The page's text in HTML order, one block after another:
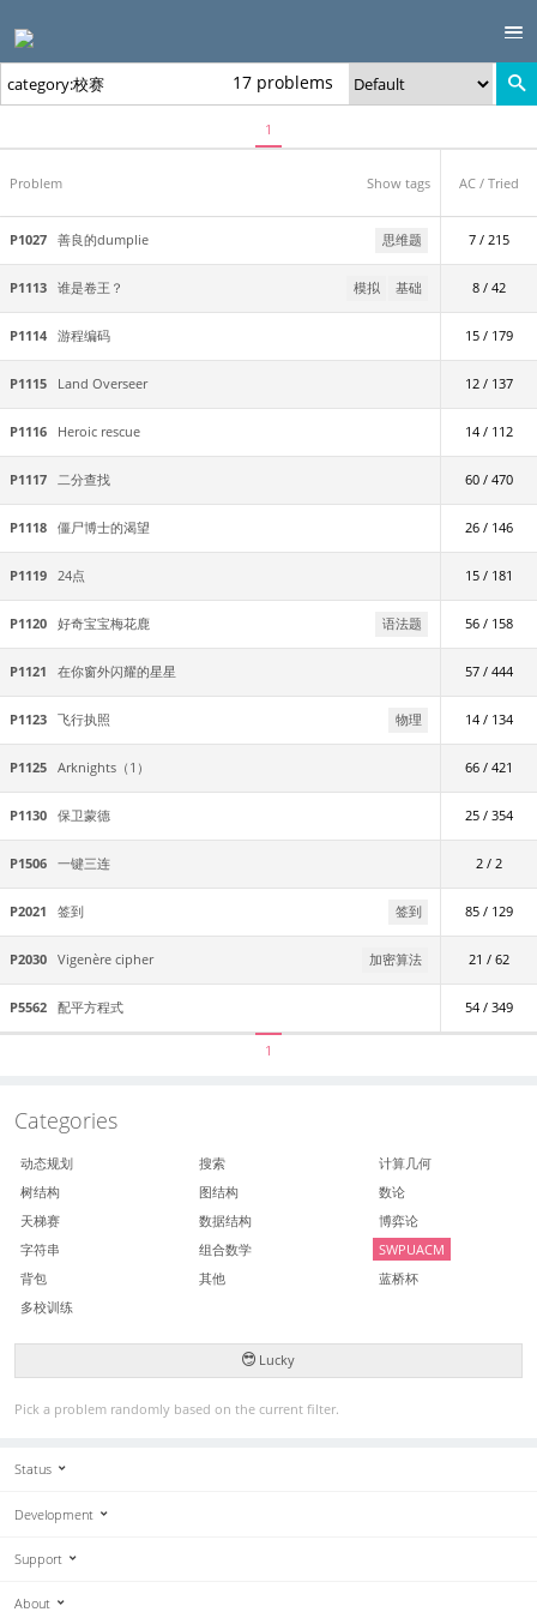
17 problems
1
Problem Show tags AC / Tried
P1027 善良的dumplie 思维题 7 / 215
P1113 谁是卷王？ 模拟 基础 8 / 42
P1114 游程编码 15 / 179
P1115 Land Overseer 12 / 137
P1116 Heroic rescue 14 / 112
P1117 二分查找 60 / 470
P1118 僵尸博士的渴望 26 / 146
P1119 24点 15 / 181
P1120 好奇宝宝梅花鹿 语法题 56 / 158
P1121 在你窗外闪耀的星星 57 / 444
P1123 飞行执照 物理 14 / 134
P1125 Arknights（1） 66 / 421
P1130 保卫蒙德 25 / 354
P1506 一键三连 2 / 2
P2021 签到 签到 85 / 129
P2030 Vigenère cipher 加密算法 21 / 62
P5562 配平方程式 54 / 349
1
Categories
动态规划 搜索
计算几何
树结构
图结构
数论
天梯赛
数据结构
博弈论
字符串
组合数学
SWPUACM
背包
其他
蓝桥杯
多校训练
Lucky
Pick a problem randomly based on the current filter.
Status
Development
Support
About